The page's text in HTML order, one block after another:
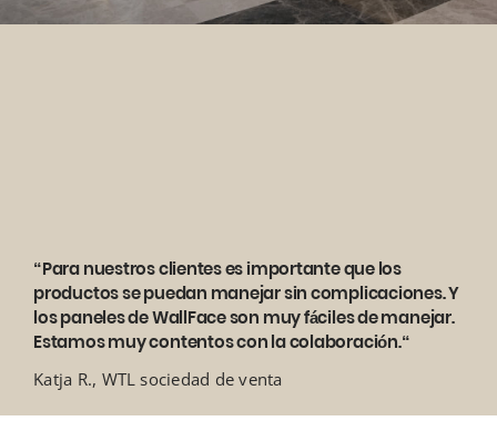
“Para nuestros clientes es importante que los
productos se puedan manejar sin complicaciones. Y
los paneles de WallFace son muy fáciles de manejar.
Estamos muy contentos con la colaboración.“
Katja R., WTL sociedad de venta